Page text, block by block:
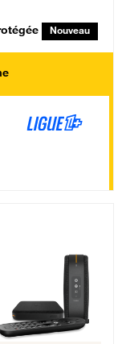
Nouveau
mois, Engagement 12 mois